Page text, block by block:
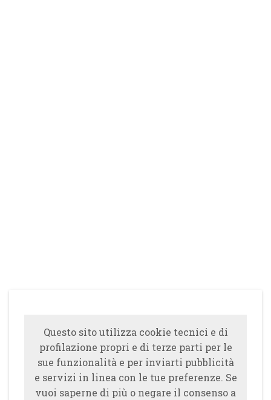
Questo sito utilizza cookie tecnici e di
profilazione propri e di terze parti per le
sue funzionalità e per inviarti pubblicità
e servizi in linea con le tue preferenze. Se
vuoi saperne di più o negare il consenso a